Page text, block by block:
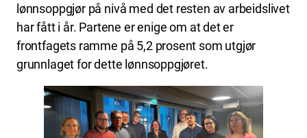
lønnsoppgjør på nivå med det resten av arbeidslivet
har fått i år. Partene er enige om at det er
frontfagets ramme på 5,2 prosent som utgjør
grunnlaget for dette lønnsoppgjøret.